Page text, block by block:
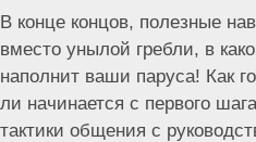
В конце концов, полезные
вместо унылой гребли, в
наполнит ваши паруса! Как
ли начинается с первого
тактики общения с